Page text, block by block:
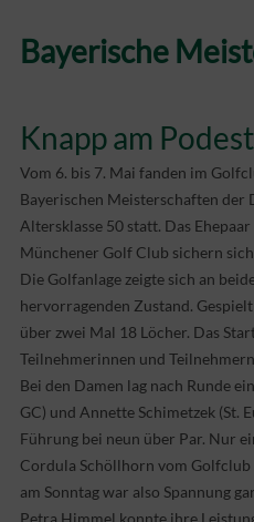
Bayerische
Knapp am
Vom 6. bis 7. Mai fanden im
Bayerischen Meisterschaften der
Altersklasse 50 statt. Das
Münchener Golf Club sichern
Die Golfanlage zeigte sich an
hervorragenden Zustand.
über zwei Mal 18 Löcher. Das
Teilnehmerinnen und
Bei den Damen lag nach Runde
GC) und Annette Schimetzek (St.
Führung bei neun über Par. Nur
Cordula Schöllhorn vom
am Sonntag war also Spannung
Petra Himmel konnte ihre